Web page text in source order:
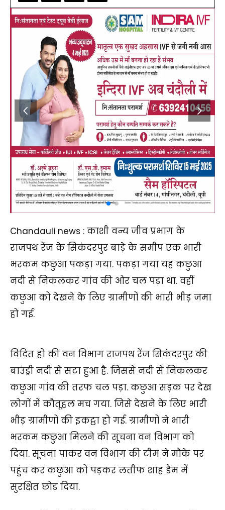
Chandauli news : काशी वन्य जीव प्रभाग के
राजपथ रेंज के सिकंदरपुर बाड़े के समीप एक भारी
भरकम कछुआ पकड़ा गया. पकड़ा गया यह कछुआ
नदी से निकलकर गांव की ओर चल पड़ा था. वहीं
कछुआ को देखने के लिए ग्रामीणों की भारी भीड़ जमा
हो गई.
विदित हो की वन विभाग राजपथ रेंज सिकंदरपुर की
बाउंड्री नदी से सटा हुआ है. जिससे नदी से निकलकर
कछुआ गांव की तरफ चल पड़ा. कछुआ सड़क पर देख
लोगों में कौतूहल मच गया. जिसे देखने के लिए भारी
भीड़ ग्रामीणों की इकट्ठा हो गई. ग्रामीणों ने भारी
भरकम कछुआ मिलने की सूचना वन विभाग को
दिया. सूचना पाकर वन विभाग की टीम ने मौके पर
पहुंच कर कछुआ को पड़कर लतीफ शाह डैम में
सुरक्षित छोड़ दिया.